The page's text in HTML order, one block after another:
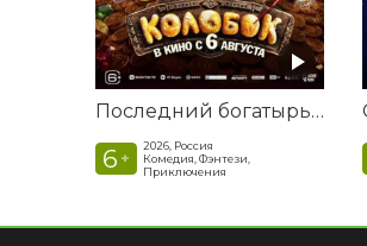
Последний богатырь. Колобок
6 +
2026, Россия
Комедия, Фэнтези,
Приключения